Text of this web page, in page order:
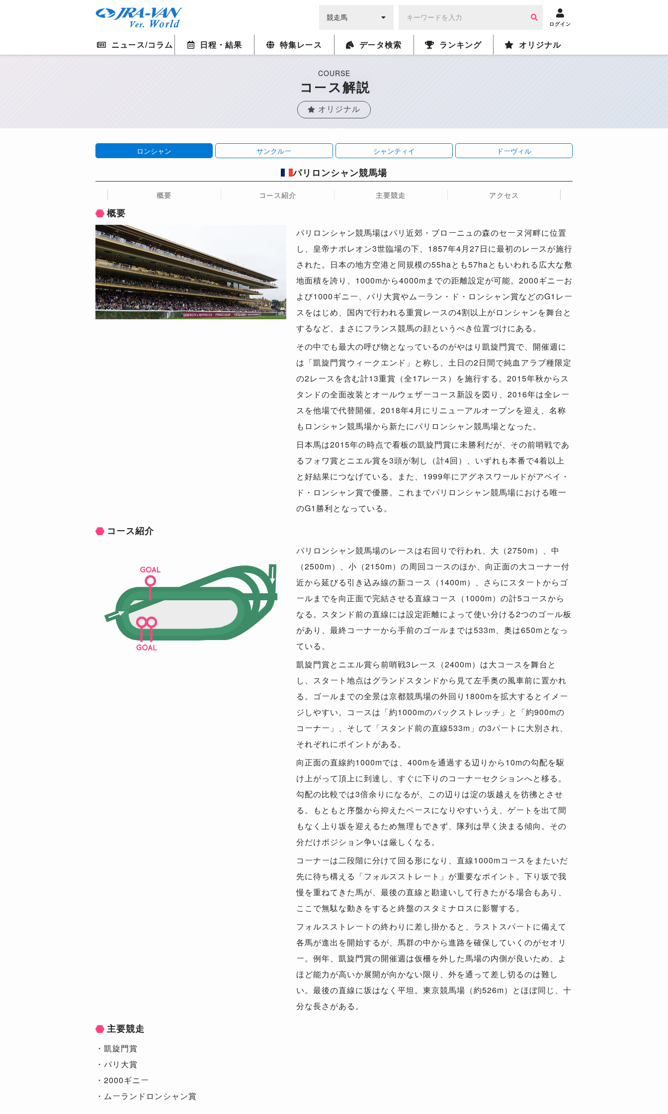
ログイン
ニュース/コラム 日程・結果 特集レース データ検索 ランキング オリジナル
COURSE
コース解説
オリジナル
ロンシャン サンクルー シャンティイ ドーヴィル
パリロンシャン競馬場
概要 コース紹介 主要競走 アクセス
概要
パリロンシャン競馬場はパリ近郊・ブローニュの森のセーヌ河畔に位置
し、皇帝ナポレオン3世臨場の下、1857年4月27日に最初のレースが施行
された。日本の地方空港と同規模の55haとも57haともいわれる広大な敷
地面積を誇り、1000mから4000mまでの距離設定が可能。2000ギニーお
よび1000ギニー、パリ大賞やムーラン・ド・ロンシャン賞などのG1レー
スをはじめ、国内で行われる重賞レースの4割以上がロンシャンを舞台と
するなど、まさにフランス競馬の顔というべき位置づけにある。
その中でも最大の呼び物となっているのがやはり凱旋門賞で、開催週に
は「凱旋門賞ウィークエンド」と称し、土日の2日間で純血アラブ種限定
の2レースを含む計13重賞（全17レース）を施行する。2015年秋からス
タンドの全面改装とオールウェザーコース新設を図り、2016年は全レー
スを他場で代替開催。2018年4月にリニューアルオープンを迎え、名称
もロンシャン競馬場から新たにパリロンシャン競馬場となった。
日本馬は2015年の時点で看板の凱旋門賞に未勝利だが、その前哨戦であ
るフォワ賞とニエル賞を3頭が制し（計4回）、いずれも本番で4着以上
と好結果につなげている。また、1999年にアグネスワールドがアベイ・
ド・ロンシャン賞で優勝。これまでパリロンシャン競馬場における唯一
のG1勝利となっている。
コース紹介
パリロンシャン競馬場のレースは右回りで行われ、大（2750m）、中
（2500m）、小（2150m）の周回コースのほか、向正面の大コーナー付
近から延びる引き込み線の新コース（1400m）、さらにスタートからゴ
ールまでを向正面で完結させる直線コース（1000m）の計5コースから
なる。スタンド前の直線には設定距離によって使い分ける2つのゴール板
があり、最終コーナーから手前のゴールまでは533m、奥は650mとなっ
ている。
凱旋門賞とニエル賞ら前哨戦3レース（2400m）は大コースを舞台と
し、スタート地点はグランドスタンドから見て左手奥の風車前に置かれ
る。ゴールまでの全景は京都競馬場の外回り1800mを拡大するとイメー
ジしやすい。コースは「約1000mのバックストレッチ」と「約900mの
コーナー」、そして「スタンド前の直線533m」の3パートに大別され、
それぞれにポイントがある。
向正面の直線約1000mでは、400mを通過する辺りから10mの勾配を駆
け上がって頂上に到達し、すぐに下りのコーナーセクションへと移る。
勾配の比較では3倍余りになるが、この辺りは淀の坂越えを彷彿とさせ
る。もともと序盤から抑えたペースになりやすいうえ、ゲートを出て間
もなく上り坂を迎えるため無理もできず、隊列は早く決まる傾向。その
分だけポジション争いは厳しくなる。
コーナーは二段階に分けて回る形になり、直線1000mコースをまたいだ
先に待ち構える「フォルスストレート」が重要なポイント。下り坂で我
慢を重ねてきた馬が、最後の直線と勘違いして行きたがる場合もあり、
ここで無駄な動きをすると終盤のスタミナロスに影響する。
フォルスストレートの終わりに差し掛かると、ラストスパートに備えて
各馬が進出を開始するが、馬群の中から進路を確保していくのがセオリ
ー。例年、凱旋門賞の開催週は仮柵を外した馬場の内側が良いため、よ
ほど能力が高いか展開が向かない限り、外を通って差し切るのは難し
い。最後の直線に坂はなく平坦。東京競馬場（約526m）とほぼ同じ、十
分な長さがある。
主要競走
・凱旋門賞
・パリ大賞
・2000ギニー
・ムーランドロンシャン賞